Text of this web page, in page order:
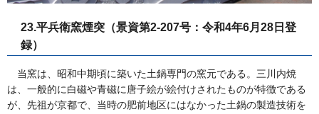
23.平兵衛窯煙突（景資第2-207号：令和4年6月28日登
録）
当窯は、昭和中期頃に築いた土鍋専門の窯元である。三川内焼
は、一般的に白磁や青磁に唐子絵が絵付けされたものが特徴である
が、先祖が京都で、当時の肥前地区にはなかった土鍋の製造技術を